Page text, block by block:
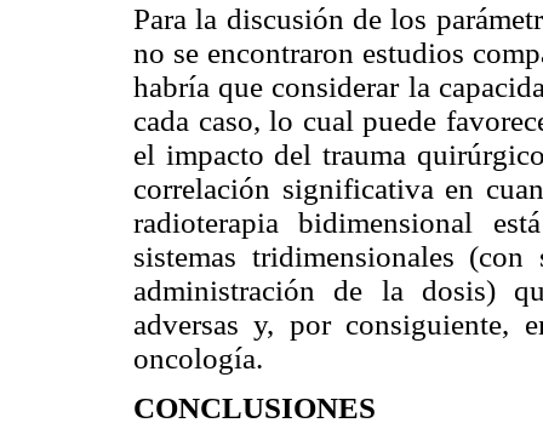
Para la discusión de los
no se encontraron estudios
habría que considerar la
cada caso, lo cual puede
el impacto del trauma
correlación significativa en
radioterapia bidimensional
sistemas tridimensionales
administración de la dosis)
adversas y, por consiguiente,
oncología.
CONCLUSIONES